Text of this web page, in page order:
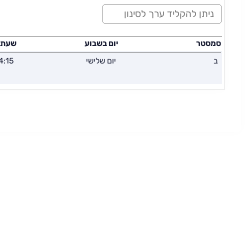
ס
נ
ו
ן
סמסטר יום בשבוע
ב
יום שלישי